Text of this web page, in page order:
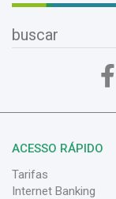
ACESSO RÁPIDO
Tarifas
Internet Banking